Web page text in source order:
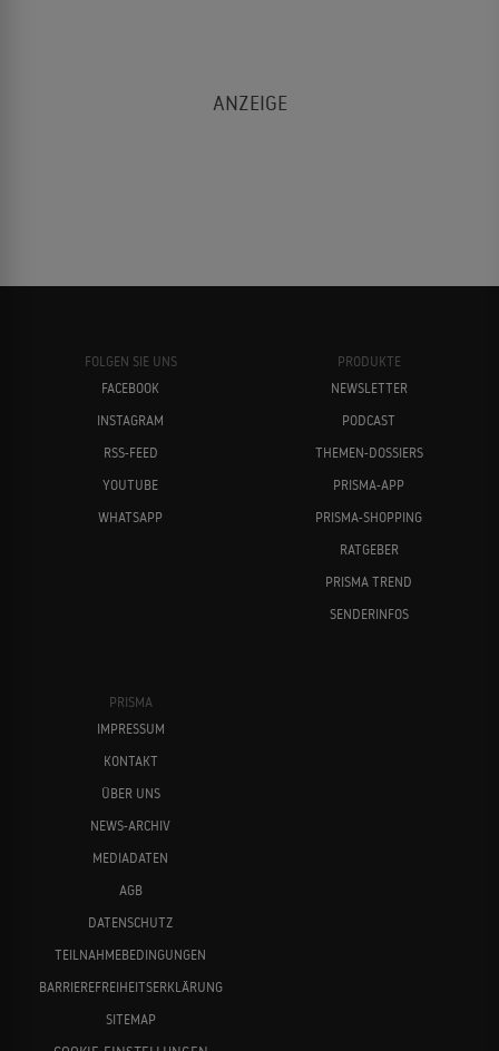
FOLGEN SIE UNS
FACEBOOK
INSTAGRAM
RSS-FEED
YOUTUBE
WHATSAPP
PRODUKTE
NEWSLETTER
PODCAST
THEMEN-DOSSIERS
PRISMA-APP
PRISMA-SHOPPING
RATGEBER
PRISMA TREND
SENDERINFOS
PRISMA
IMPRESSUM
KONTAKT
ÜBER UNS
NEWS-ARCHIV
MEDIADATEN
AGB
DATENSCHUTZ
TEILNAHMEBEDINGUNGEN
BARRIEREFREIHEITSERKLÄRUNG
SITEMAP